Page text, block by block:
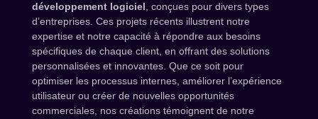
développement logiciel, conçues pour divers types
d’entreprises. Ces projets récents illustrent notre
expertise et notre capacité à répondre aux besoins
spécifiques de chaque client, en offrant des solutions
personnalisées et innovantes. Que ce soit pour
optimiser les processus internes, améliorer l’expérience
utilisateur ou créer de nouvelles opportunités
commerciales, nos créations témoignent de notre